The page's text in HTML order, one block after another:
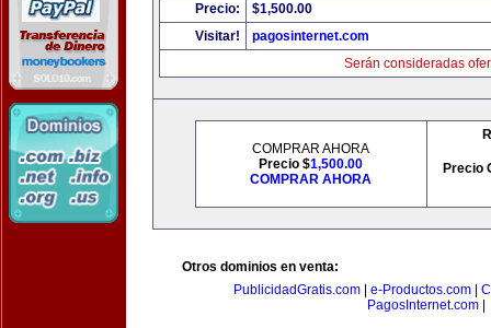
Precio:
$1,500.00
Visitar!
pagosinternet.com
Serán consideradas
COMPRAR AHORA
Precio $1,500.00
COMPRAR AHORA
Precio
Otros dominios en venta:
PublicidadGratis.com
e-Productos.com
PagosInternet.com